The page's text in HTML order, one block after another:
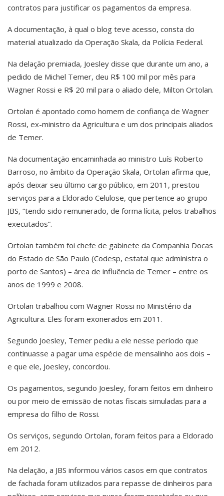
contratos para justificar os pagamentos da empresa.
A documentação, à qual o blog teve acesso, consta do
material atualizado da Operação Skala, da Polícia Federal.
Na delação premiada, Joesley disse que durante um ano, a
pedido de Michel Temer, deu R$ 100 mil por mês para
Wagner Rossi e R$ 20 mil para o aliado dele, Milton Ortolan.
Ortolan é apontado como homem de confiança de Wagner
Rossi, ex-ministro da Agricultura e um dos principais aliados
de Temer.
Na documentação encaminhada ao ministro Luís Roberto
Barroso, no âmbito da Operação Skala, Ortolan afirma que,
após deixar seu último cargo público, em 2011, prestou
serviços para a Eldorado Celulose, que pertence ao grupo
JBS, “tendo sido remunerado, de forma lícita, pelos trabalhos
executados”.
Ortolan também foi chefe de gabinete da Companhia Docas
do Estado de São Paulo (Codesp, estatal que administra o
porto de Santos) – área de influência de Temer – entre os
anos de 1999 e 2008.
Ortolan trabalhou com Wagner Rossi no Ministério da
Agricultura. Eles foram exonerados em 2011.
Segundo Joesley, Temer pediu a ele nesse período que
continuasse a pagar uma espécie de mensalinho aos dois –
e que ele, Joesley, concordou.
Os pagamentos, segundo Joesley, foram feitos em dinheiro
ou por meio de emissão de notas fiscais simuladas para a
empresa do filho de Rossi.
Os serviços, segundo Ortolan, foram feitos para a Eldorado
em 2012.
Na delação, a JBS informou vários casos em que contratos
de fachada foram utilizados para repasse de dinheiros para